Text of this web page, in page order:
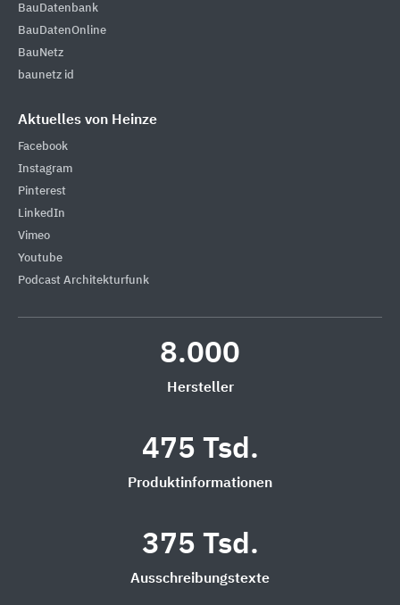
BauDatenbank
BauDatenOnline
BauNetz
baunetz id
Aktuelles von Heinze
Facebook
Instagram
Pinterest
LinkedIn
Vimeo
Youtube
Podcast Architekturfunk
8.000
Hersteller
475 Tsd.
Produktinformationen
375 Tsd.
Ausschreibungstexte